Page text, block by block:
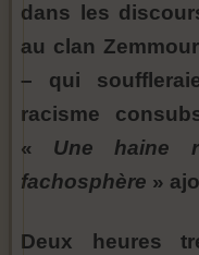
dans les
au clan
– qui
racisme
« Une haine
fachosphère »
Deux heures